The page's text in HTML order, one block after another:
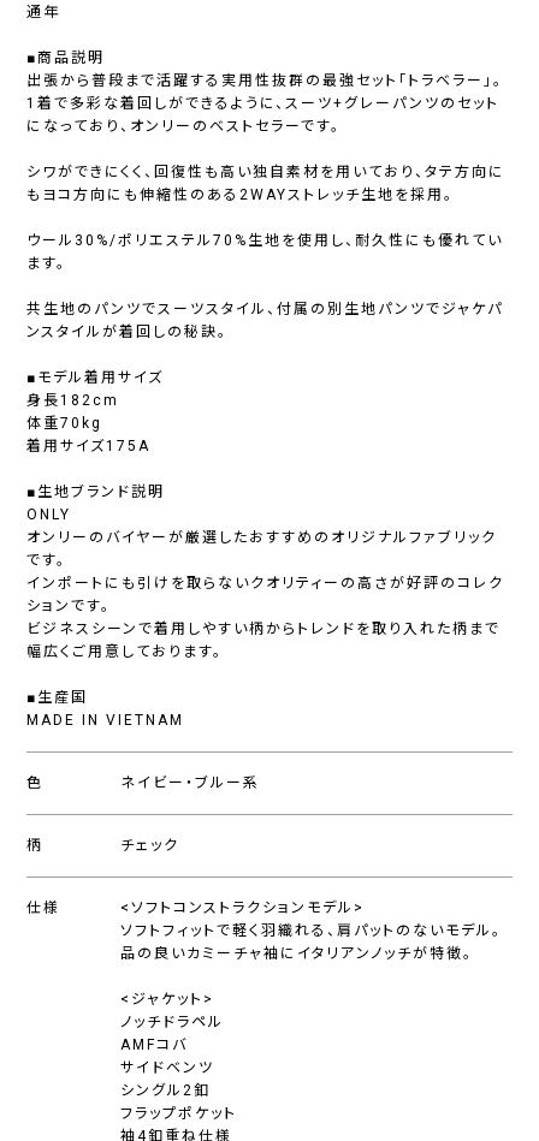
通年
■商品説明
出張から普段まで活躍する実用性抜群の最強セット「トラベラー」。
1着で多彩な着回しができるように、スーツ+グレーパンツのセット
になっており、オンリーのベストセラーです。
シワができにくく、回復性も高い独自素材を用いており、タテ方向に
もヨコ方向にも伸縮性のある2WAYストレッチ生地を採用。
ウール30%/ポリエステル70%生地を使用し、耐久性にも優れてい
ます。
共生地のパンツでスーツスタイル、付属の別生地パンツでジャケパ
ンスタイルが着回しの秘訣。
■モデル着用サイズ
身長182cm
体重70kg
着用サイズ175A
■生地ブランド説明
ONLY
オンリーのバイヤーが厳選したおすすめのオリジナルファブリック
です。
インポートにも引けを取らないクオリティーの高さが好評のコレク
ションです。
ビジネスシーンで着用しやすい柄からトレンドを取り入れた柄まで
幅広くご用意しております。
■生産国
MADE IN VIETNAM
色 ネイビー・ブルー系
柄 チェック
仕様
<ソフトコンストラクションモデル>
ソフトフィットで軽く羽織れる、肩パットのないモデル。
品の良いカミーチャ袖にイタリアンノッチが特徴。
<ジャケット>
ノッチドラペル
AMFコバ
サイドベンツ
シングル2釦
フラップポケット
袖4釦重ね仕様